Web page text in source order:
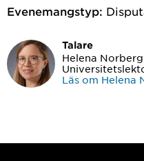
Evenemangstyp:
Talare
Helena Norberg
Läs om Helena